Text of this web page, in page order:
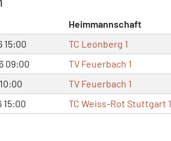
Heimmannschaft
15:00
TC Leonberg 1
09:00
TV Feuerbach 1
TV Feuerbach 1
15:00
TC Weiss-Rot Stuttgart 1